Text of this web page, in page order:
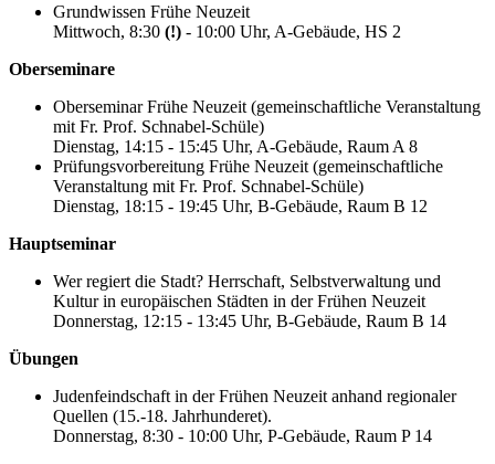
Grundwissen Frühe Neuzeit
Mittwoch, 8:30 (!) - 10:00 Uhr, A-Gebäude, HS 2
Oberseminare
Oberseminar Frühe Neuzeit (gemeinschaftliche Veranstaltung
mit Fr. Prof. Schnabel-Schüle)
Dienstag, 14:15 - 15:45 Uhr, A-Gebäude, Raum A 8
Prüfungsvorbereitung Frühe Neuzeit (gemeinschaftliche
Veranstaltung mit Fr. Prof. Schnabel-Schüle)
Dienstag, 18:15 - 19:45 Uhr, B-Gebäude, Raum B 12
Hauptseminar
Wer regiert die Stadt? Herrschaft, Selbstverwaltung und
Kultur in europäischen Städten in der Frühen Neuzeit
Donnerstag, 12:15 - 13:45 Uhr, B-Gebäude, Raum B 14
Übungen
Judenfeindschaft in der Frühen Neuzeit anhand regionaler
Quellen (15.-18. Jahrhunderet).
Donnerstag, 8:30 - 10:00 Uhr, P-Gebäude, Raum P 14